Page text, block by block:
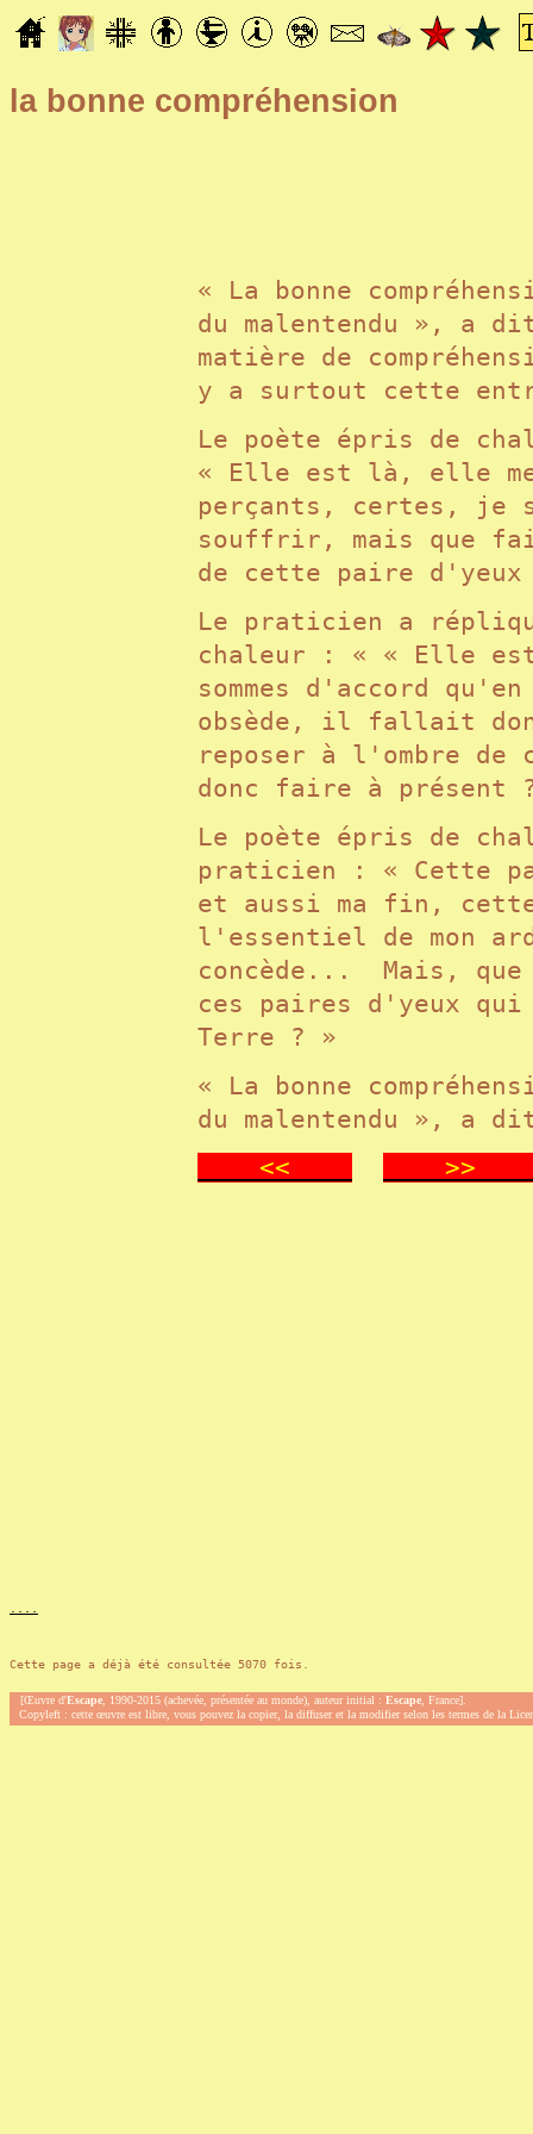
la bonne compréhension
« La bonne
du malentendu », a
matière de
y a surtout cette
Le poète épris de
« Elle est là, elle me
perçants, certes, je
souffrir, mais que
de cette paire
Le praticien a
chaleur : « « Elle
sommes d'accord
obsède, il fallait
reposer à l'ombre
donc faire à
Le poète épris de
praticien : « Cette
et aussi ma fin,
l'essentiel de mon
concède... Mais, que
ces paires d'yeux qui
Terre ? »
« La bonne
du malentendu », a
<<
Cette page a déjà été consultée 5070 fois.
[Œuvre d'Escape, 1990-2015 (achevée, présentée au monde), auteur initial :Escape, France].
Copyleft : cette œuvre est libre, vous pouvez la copier, la diffuser et la modifier selon les termes de la